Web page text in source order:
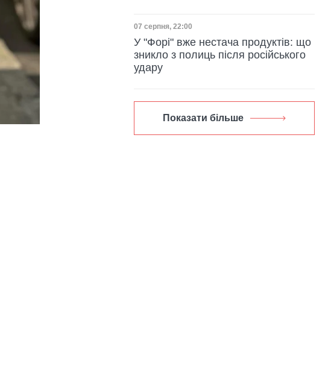
Дата публікації
07 серпня, 22:00
У "Форі" вже нестача продуктів: що
зникло з полиць після російського
удару
Показати більше